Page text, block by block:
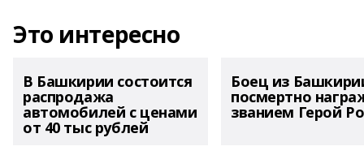
Это интересно
В Башкирии состоится
распродажа
автомобилей с ценами
от 40 тыс рублей
Боец из
посмертно
званием Герой